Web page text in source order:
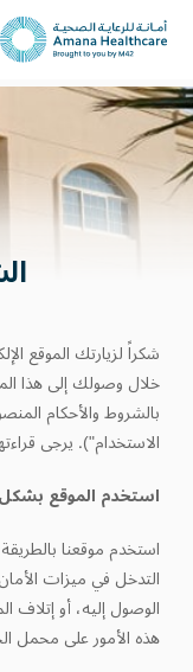
شكراً لزيارتك الموقع
خلال وصولك إلى هذا
بالشروط والأحكام
الاستخدام"). يرجى
استخدم الموقع
استخدم موقعنا
التدخل في ميزات
الوصول إليه، أو إتلاف
هذه الأمور على محمل